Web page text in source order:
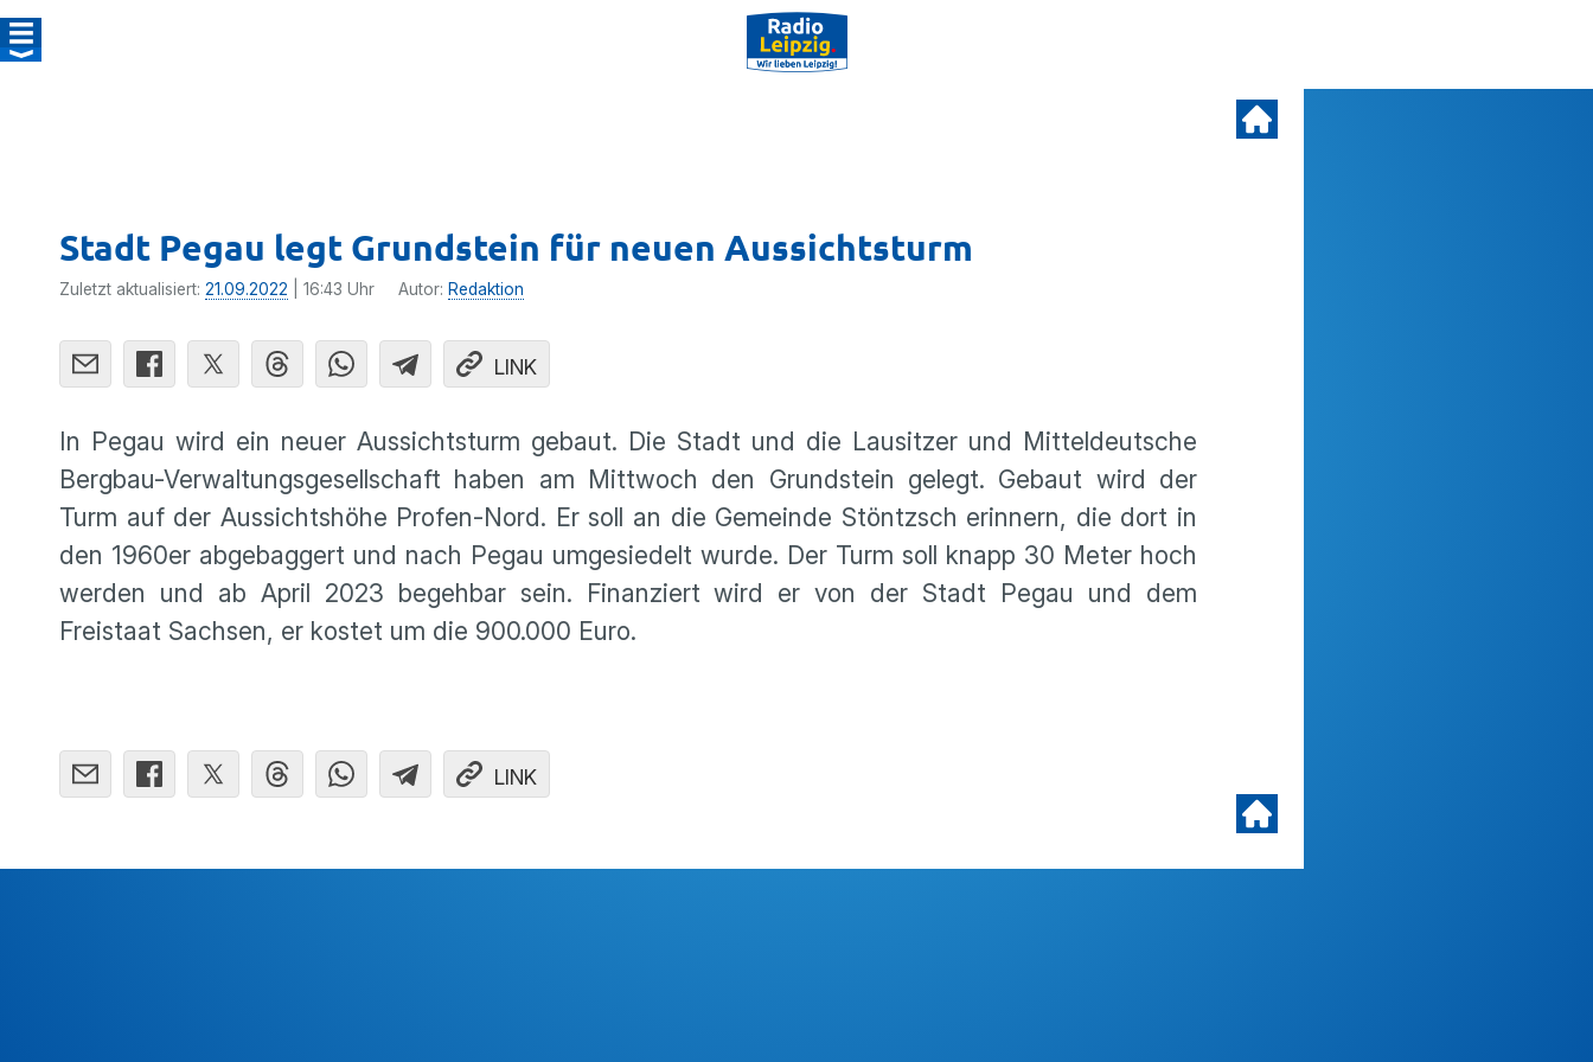
Stadt Pegau legt Grundstein für neuen Aussichtsturm
Zuletzt aktualisiert: 21.09.2022 | 16:43 Uhr Autor: Redaktion
LINK
In Pegau wird ein neuer Aussichtsturm gebaut. Die Stadt und die Lausitzer und Mitteldeutsche
Bergbau-Verwaltungsgesellschaft haben am Mittwoch den Grundstein gelegt. Gebaut wird der
Turm auf der Aussichtshöhe Profen-Nord. Er soll an die Gemeinde Stöntzsch erinnern, die dort in
den 1960er abgebaggert und nach Pegau umgesiedelt wurde. Der Turm soll knapp 30 Meter hoch
werden und ab April 2023 begehbar sein. Finanziert wird er von der Stadt Pegau und dem
Freistaat Sachsen, er kostet um die 900.000 Euro.
LINK